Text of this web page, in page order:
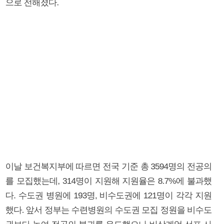
으로 전해졌다.
이날 보건복지부에 따르면 전국 기준 총 3594명의 전공의
를 모집했는데, 314명이 지원해 지원율은 8.7%에 불과했
다. 수도권 병원에 193명, 비수도권에 121명이 각각 지원
했다. 앞서 정부는 수련병원의 수도권 모집 정원을 비수도